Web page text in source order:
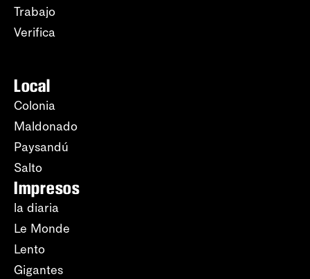
Trabajo
Verifica
Local
Colonia
Maldonado
Paysandú
Salto
Impresos
la diaria
Le Monde
Lento
Gigantes